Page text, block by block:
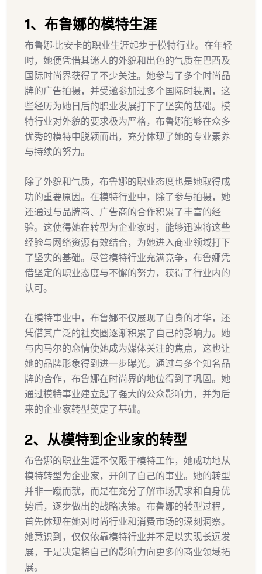
1、布鲁娜的模特生涯
布鲁娜·比安卡的职业生涯起步于模特行业。在年轻
时，她便凭借其迷人的外貌和出色的气质在巴西及
国际时尚界获得了不少关注。她参与了多个时尚品
牌的广告拍摄，并受邀参加过多个国际时装周，这
些经历为她日后的职业发展打下了坚实的基础。模
特行业对外貌的要求极为严格，布鲁娜能够在众多
优秀的模特中脱颖而出，充分体现了她的专业素养
与持续的努力。
除了外貌和气质，布鲁娜的职业态度也是她取得成
功的重要原因。在模特行业中，除了参与拍摄，她
还通过与品牌商、广告商的合作积累了丰富的经
验。这使得她在转型为企业家时，能够迅速将这些
经验与网络资源有效结合，为她进入商业领域打下
了坚实的基础。尽管模特行业充满竞争，布鲁娜凭
借坚定的职业态度与不懈的努力，获得了行业内的
认可。
在模特事业中，布鲁娜不仅展现了自身的才华，还
凭借其广泛的社交圈逐渐积累了自己的影响力。她
与内马尔的恋情使她成为媒体关注的焦点，这也让
她的品牌形象得到进一步曝光。通过与多个知名品
牌的合作，布鲁娜在时尚界的地位得到了巩固。她
通过模特事业建立起了强大的公众影响力，并为后
来的企业家转型奠定了基础。
2、从模特到企业家的转型
布鲁娜的职业生涯不仅限于模特工作，她成功地从
模特转型为企业家，开创了自己的事业。她的转型
并非一蹴而就，而是在充分了解市场需求和自身优
势后，逐步做出的战略决策。布鲁娜的转型过程，
首先体现在她对时尚行业和消费市场的深刻洞察。
她意识到，仅仅依靠模特行业并不足以实现长远发
展，于是决定将自己的影响力向更多的商业领域拓
展。